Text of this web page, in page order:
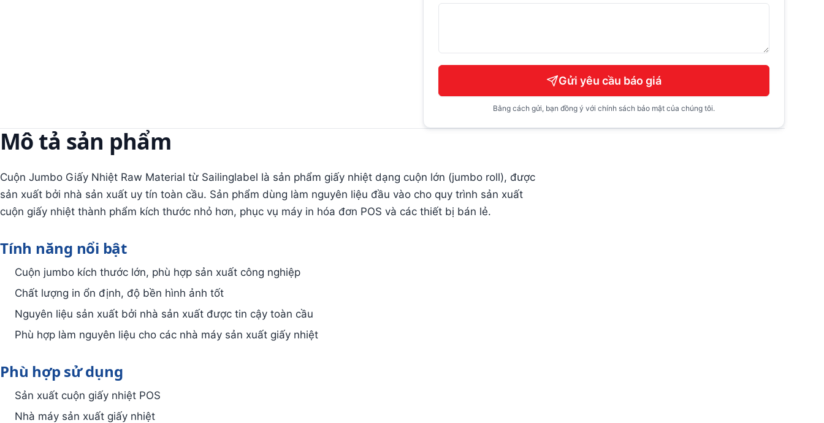
Gửi yêu cầu báo giá
Bằng cách gửi, bạn đồng ý với chính sách bảo mật của chúng tôi.
Mô tả sản phẩm
Cuộn Jumbo Giấy Nhiệt Raw Material từ Sailinglabel là sản phẩm giấy nhiệt dạng cuộn lớn (jumbo roll), được
sản xuất bởi nhà sản xuất uy tín toàn cầu. Sản phẩm dùng làm nguyên liệu đầu vào cho quy trình sản xuất
cuộn giấy nhiệt thành phẩm kích thước nhỏ hơn, phục vụ máy in hóa đơn POS và các thiết bị bán lẻ.
Tính năng nổi bật
Cuộn jumbo kích thước lớn, phù hợp sản xuất công nghiệp
Chất lượng in ổn định, độ bền hình ảnh tốt
Nguyên liệu sản xuất bởi nhà sản xuất được tin cậy toàn cầu
Phù hợp làm nguyên liệu cho các nhà máy sản xuất giấy nhiệt
Phù hợp sử dụng
Sản xuất cuộn giấy nhiệt POS
Nhà máy sản xuất giấy nhiệt